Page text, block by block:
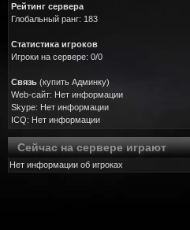
Рейтинг сервера
Глобальный ранг: 183
Статистика игроков
Игроки на сервере: 0/0
Связь (купить Админку)
Web-сайт: Нет информации
Skype: Нет информации
ICQ: Нет информации
Сейчас на сервере играют
Нет информации об игроках